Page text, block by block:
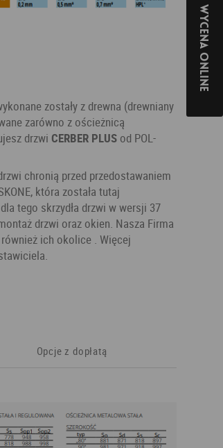
zostały z drewna (drewniany
zarówno z ościeżnicą
drzwi CERBER PLUS od POL-
chronią przed przedostawaniem
która została tutaj
tego skrzydła drzwi w wersji 37
drzwi oraz okien. Nasza Firma
ich okolice . Więcej
Opcje z dopłatą
Wycena online